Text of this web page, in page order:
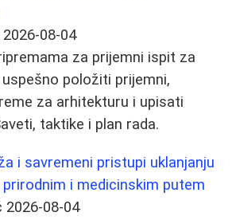
2026-08-04
za prijemni ispit za
položiti prijemni,
za arhitekturu i upisati
taktike i plan rada.
i savremeni pristupi uklanjanju
i medicinskim putem
2026-08-04